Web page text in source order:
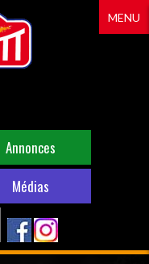
Annonces
Médias
MENU